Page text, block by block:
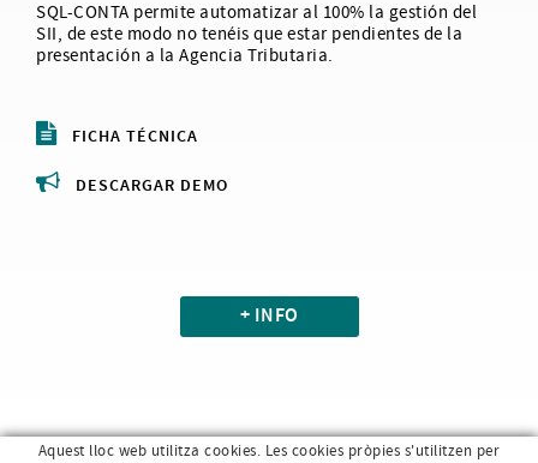
SQL-CONTA permite automatizar al 100% la gestión del
SII, de este modo no tenéis que estar pendientes de la
presentación a la Agencia Tributaria.
FICHA TÉCNICA
DESCARGAR DEMO
+ INFO
Aquest lloc web utilitza cookies. Les cookies pròpies s'utilitzen per